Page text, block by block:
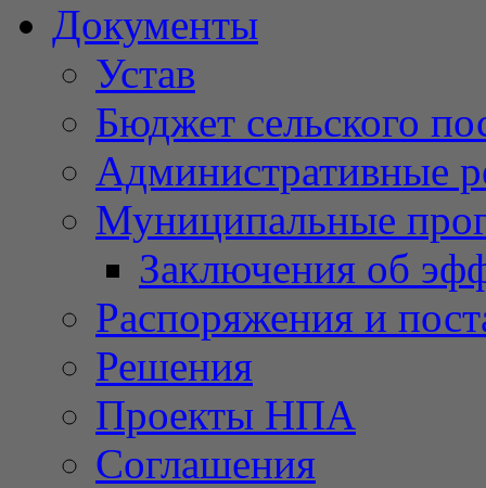
Документы
Устав
Бюджет сельского
Административные
Муниципальные
Заключения об
Распоряжения и
Решения
Проекты НПА
Соглашения